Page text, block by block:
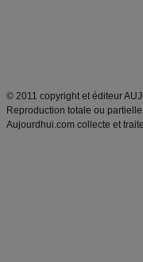
© 2011 copyright et éditeur
Reproduction totale ou
Aujourdhui.com collecte et